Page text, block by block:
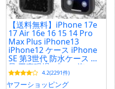
【送料無料】iPhone 17e
17 Air 16e 16 15 14 Pro
Max Plus iPhone13
iPhone12 ケース iPhone
SE 第3世代 防水ケース 風
呂 工事現場 プール 海
7plus 8plus XR X 7 8 6
plus
4.2(2291件)
ヤフーショッピング